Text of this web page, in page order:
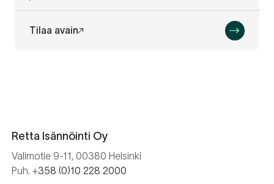
Tilaa avain
Retta Isännöinti Oy
Valimotie 9-11, 00380 Helsinki
Puh. +358 (0)10 228 2000